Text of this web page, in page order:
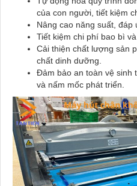
của con người, tiết kiệm
Nâng cao năng suất, đáp
Tiết kiệm chi phí bao bì
Cải thiện chất lượng sản
chất dinh dưỡng.
Đảm bảo an toàn vệ sinh
và nấm mốc phát triển.